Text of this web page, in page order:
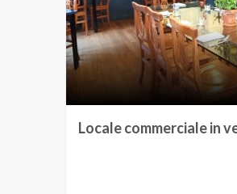
Locale commerciale in